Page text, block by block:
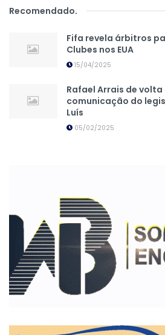
Recomendado.
Fifa revela árbitros
Clubes nos EUA
15/04/2025
Rafael Arrais de
comunicação do
Luís
05/02/2025